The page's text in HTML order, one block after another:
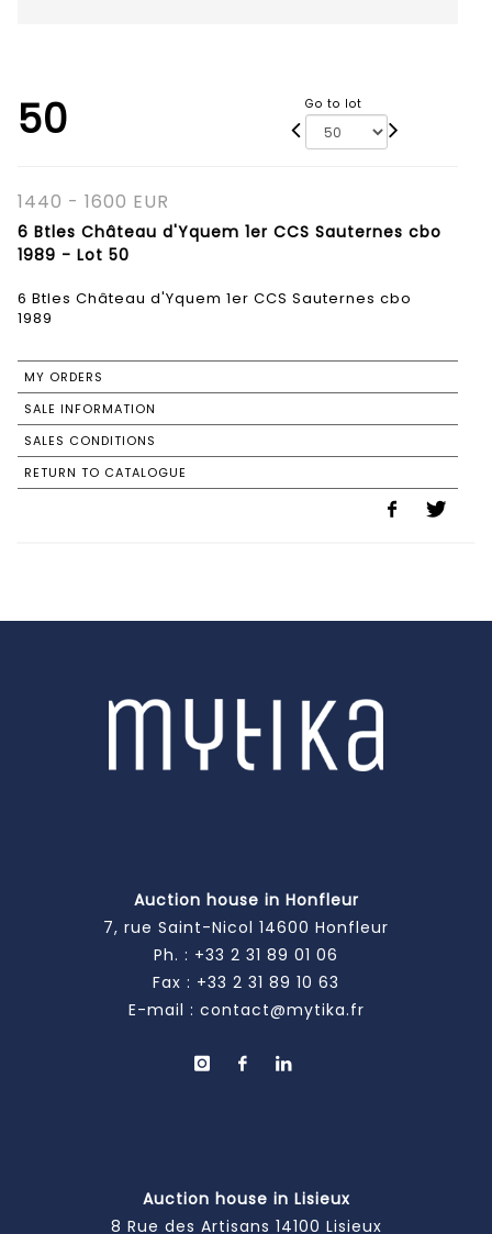
50 Go to lot
1440 - 1600 EUR
6 Btles Château d'Yquem 1er CCS Sauternes cbo
1989 - Lot 50
6 Btles Château d'Yquem 1er CCS Sauternes cbo
1989
MY ORDERS
SALE INFORMATION
SALES CONDITIONS
RETURN TO CATALOGUE
Auction house in Honfleur
7, rue Saint-Nicol 14600 Honfleur
Ph. : +33 2 31 89 01 06
Fax : +33 2 31 89 10 63
E-mail : contact@mytika.fr
Auction house in Lisieux
8 Rue des Artisans 14100 Lisieux